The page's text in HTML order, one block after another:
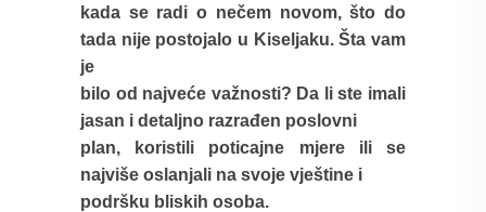
kada se radi o nečem novom, što do
tada nije postojalo u Kiseljaku. Šta vam
je
bilo od najveće važnosti? Da li ste imali
jasan i detaljno razrađen poslovni
plan, koristili poticajne mjere ili se
najviše oslanjali na svoje vještine i
podršku bliskih osoba.